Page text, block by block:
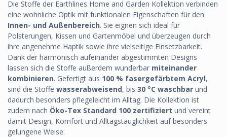
Die Stoffe der Earthlines Home and Garden Kollektion verbinden
eine wohnliche Optik mit funktionalen Eigenschaften für den
Innen- und Außenbereich. Sie eignen sich ideal für
Polsterungen, Kissen und Gartenmöbel und überzeugen durch
ihre angenehme Haptik sowie ihre vielseitige Einsetzbarkeit.
Dank der harmonisch aufeinander abgestimmten Designs
lassen sich die Stoffe außerdem wunderbar miteinander
kombinieren. Gefertigt aus 100 % fasergefärbtem Acryl,
sind die Stoffe wasserabweisend, bis 30 °C waschbar und
dadurch besonders pflegeleicht im Alltag. Die Kollektion ist
zudem nach Öko-Tex Standard 100 zertifiziert und vereint
damit Design, Komfort und Alltagstauglichkeit auf besonders
gelungene Weise.